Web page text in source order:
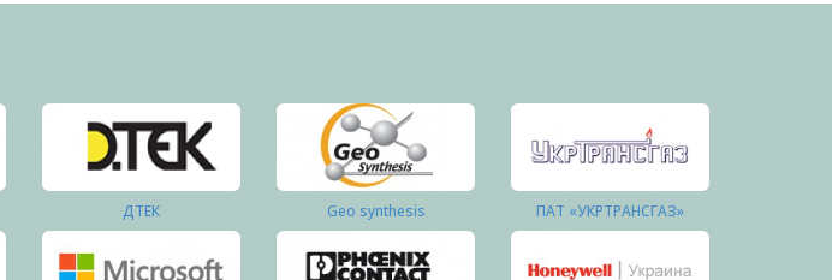
ДТЕК Geo synthesis ПАТ «УКРТРАНСГАЗ»